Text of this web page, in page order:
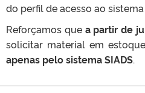
do perfil de acesso ao sistema
Reforçamos que a partir de
solicitar material em
apenas pelo sistema SIADS.